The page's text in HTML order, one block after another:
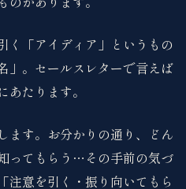
く「アイディア」というもの
」。セールスレターで言えば
あたります。
ます。お分かりの通り、どん
ってもらう…その手前の気づ
意を引く・振り向いてもら